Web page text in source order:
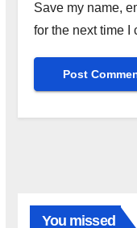
Save my name,
for the next time I
You missed